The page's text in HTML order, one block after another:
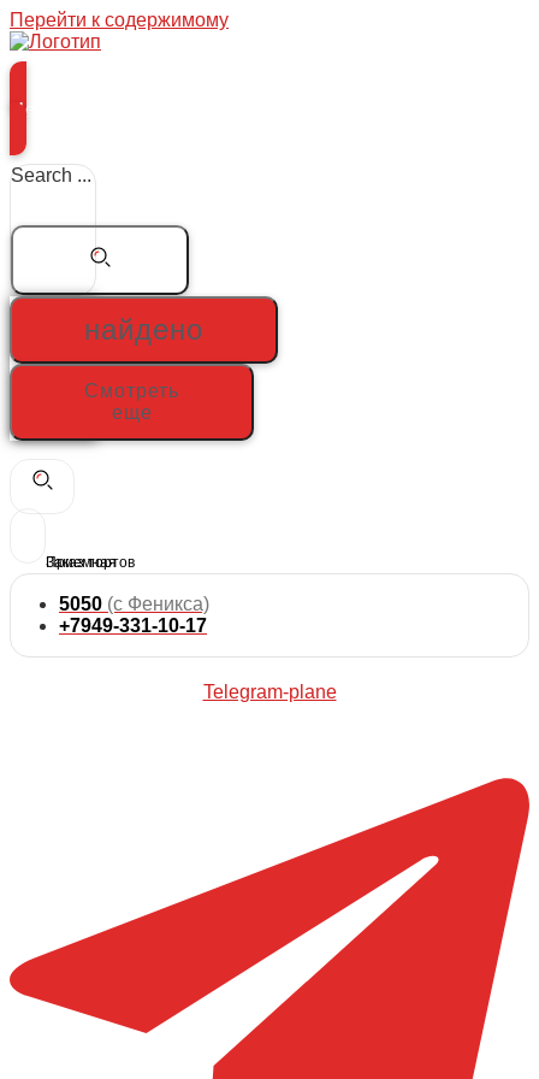
Перейти к содержимому
Меню
Search ...
найдено
Смотреть
еще
5050 (с Феникса)
+7949-331-10-17
Telegram-plane